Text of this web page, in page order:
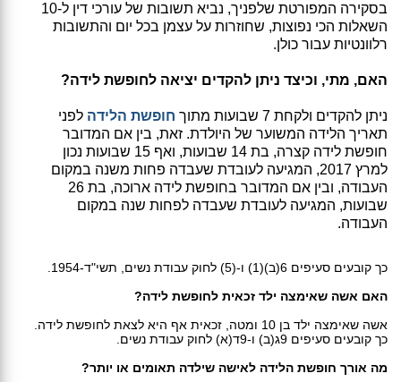
בסקירה המפורטת שלפניך, נביא תשובות של עורכי דין ל-10
השאלות הכי נפוצות, שחוזרות על עצמן בכל יום והתשובות
רלוונטיות עבור כולן.
האם, מתי, וכיצד ניתן להקדים יציאה לחופשת לידה?
ניתן להקדים ולקחת 7 שבועות מתוך חופשת הלידה לפני
תאריך הלידה המשוער של היולדת. זאת, בין אם המדובר
חופשת לידה קצרה, בת 14 שבועות, ואף 15 שבועות נכון
למרץ 2017, המגיעה לעובדת שעבדה פחות משנה במקום
העבודה, ובין אם המדובר בחופשת לידה ארוכה, בת 26
שבועות, המגיעה לעובדת שעבדה לפחות שנה במקום
העבודה.
כך קובעים סעיפים 6(ב)(1) ו-(5) לחוק עבודת נשים, תשי"ד-1954.
האם אשה שאימצה ילד זכאית לחופשת לידה?
אשה שאימצה ילד בן 10 ומטה, זכאית אף היא לצאת לחופשת לידה.
כך קובעים סעיפים 9ג(ב) ו-9ד(א) לחוק עבודת נשים.
מה אורך חופשת הלידה לאישה שילדה תאומים או יותר?